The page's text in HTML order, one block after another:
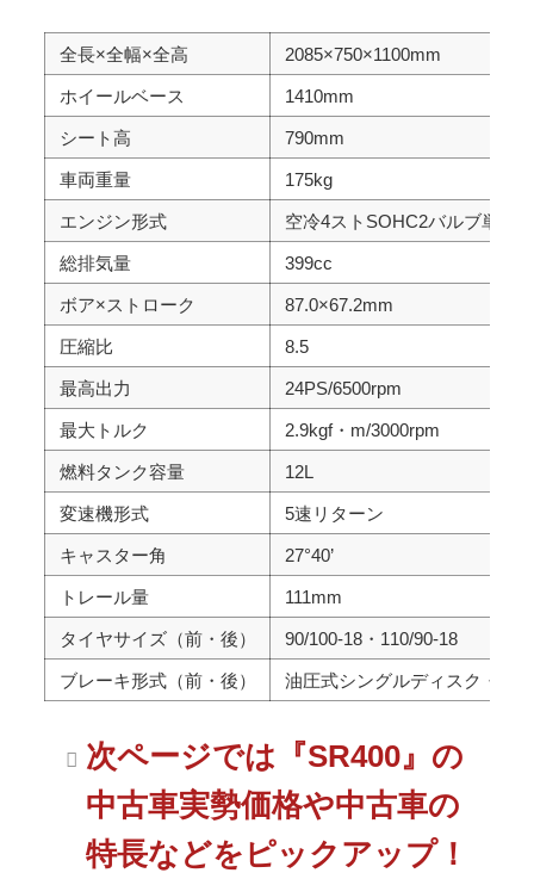
全長×全幅×全高 2085×750×1100mm
ホイールベース 1410mm
シート高 790mm
車両重量 175kg
エンジン形式 空冷4ストSOHC2バルブ単気筒
総排気量 399cc
ボア×ストローク 87.0×67.2mm
圧縮比 8.5
最高出力 24PS/6500rpm
最大トルク 2.9kgf・m/3000rpm
燃料タンク容量 12L
変速機形式 5速リターン
キャスター角 27°40’
トレール量 111mm
タイヤサイズ（前・後） 90/100-18・110/90-18
ブレーキ形式（前・後） 油圧式シングルディスク・機
次ページでは『SR400』の
中古車実勢価格や中古車の
特長などをピックアップ！